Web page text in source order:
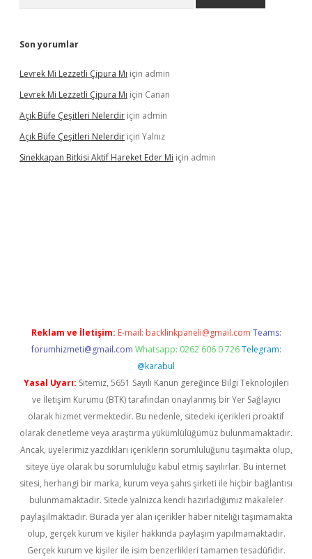
Son yorumlar
Levrek Mi Lezzetli Çipura Mı için admin
Levrek Mi Lezzetli Çipura Mı için Canan
Açık Büfe Çeşitleri Nelerdir için admin
Açık Büfe Çeşitleri Nelerdir için Yalnız
Sinekkapan Bitkisi Aktif Hareket Eder Mi için admin
Reklam ve İletişim: E-mail: backlinkpaneli@gmail.com Teams:
forumhizmeti@gmail.com Whatsapp: 0262 606 0 726 Telegram:
@karabul
Yasal Uyarı: Sitemiz, 5651 Sayılı Kanun gereğince Bilgi Teknolojileri
ve İletişim Kurumu (BTK) tarafından onaylanmış bir Yer Sağlayıcı
olarak hizmet vermektedir. Bu nedenle, sitedeki içerikleri proaktif
olarak denetleme veya araştırma yükümlülüğümüz bulunmamaktadır.
Ancak, üyelerimiz yazdıkları içeriklerin sorumluluğunu taşımakta olup,
siteye üye olarak bu sorumluluğu kabul etmiş sayılırlar. Bu internet
sitesi, herhangi bir marka, kurum veya şahıs şirketi ile hiçbir bağlantısı
bulunmamaktadır. Sitede yalnızca kendi hazırladığımız makaleler
paylaşılmaktadır. Burada yer alan içerikler haber niteliği taşımamakta
olup, gerçek kurum ve kişiler hakkında paylaşım yapılmamaktadır.
Gerçek kurum ve kişiler ile isim benzerlikleri tamamen tesadüfidir.